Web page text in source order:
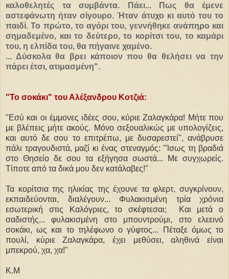
καλοθελητές τα συμβάντα. Πάει... Πως θα έμενε
αστεφάνωτη ήταν σίγουρο. Ήταν άτυχο κι αυτό του το
παιδί. Το πρώτο, το αγόρι του, γεννήθηκε ανάπηρο και
σημαδεμένο, και το δεύτερο, το κορίτσι του, το καμάρι
του, η ελπίδα του, θα πήγαινε χαμένο.
... Δύσκολα θα βρει κάποιον που θα θελήσει να την
πάρει έτσι, ατιμασμένη".
"Το σοκάκι" του Αλέξανδρου Κοτζιά:
"Εσύ και οι έμμονες ιδέες σου, κύριε Ζαλαγκάρα! Μήτε που
με βλέπεις μήτε ακούς. Μόνο σεξουαλικώς με υπολογίζεις,
και αυτό δε σου το επιτρέπω, με δυσαρεστεί", ανάβρυσε
πάλι τραγουδιστά, μαζί κι ένας στεναγμός: "Ίσως τη βραδιά
στο Θησείο δε σου τα εξήγησα σωστά... Με συγχωρείς.
Τίποτε από τα δικά μου δεν κατάλαβες!"
Τα κορίτσια της ηλικίας της έχουνε τα φλερτ, συγκρίνουν,
εκπαιδεύονται, διαλέγουν... Φυλακισμένη τρία χρόνια
εσωτερική στις Καλόγριες, το σκέφτεσαι; Και μετά ο
σαδιστής... φυλακισμένη στο μπουντρούμι, στο ελεεινό
σοκάκι, ως και το τηλέφωνο ο γύφτος... Πέταξε όμως το
πουλί, κύριε Ζαλαγκάρα, έχει μεθύσει, αληθινά είναι
μπεκρού, χα, χα!"
Κ.Μ